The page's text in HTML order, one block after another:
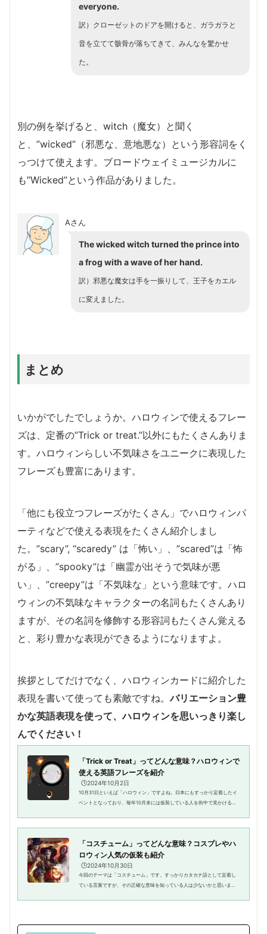
everyone.
訳）クローゼットのドアを開けると、ガラガラと
音を立てて骸骨が落ちてきて、みんなを驚かせ
た。
別の例を挙げると、witch（魔女）と聞く
と、”wicked”（邪悪な、意地悪な）という形容詞をく
っつけて使えます。ブロードウェイミュージカルに
も”Wicked”という作品がありました。
Aさん
The wicked witch turned the prince into
a frog with a wave of her hand.
訳）邪悪な魔女は手を一振りして、王子をカエル
に変えました。
まとめ
いかがでしたでしょうか。ハロウィンで使えるフレー
ズは、定番の”Trick or treat.”以外にもたくさんありま
す。ハロウィンらしい不気味さをユニークに表現した
フレーズも豊富にあります。
「他にも役立つフレーズがたくさん」でハロウィンパ
ーティなどで使える表現をたくさん紹介しまし
た。”scary”, “scaredy” は「怖い」、”scared”は「怖
がる」、”spooky”は「幽霊が出そうで気味が悪
い」、”creepy”は「不気味な」という意味です。ハロ
ウィンの不気味なキャラクターの名詞もたくさんあり
ますが、その名詞を修飾する形容詞もたくさん覚える
と、彩り豊かな表現ができるようになりますよ。
挨拶としてだけでなく、ハロウィンカードに紹介した
表現を書いて使っても素敵ですね。バリエーション豊
かな英語表現を使って、ハロウィンを思いっきり楽し
んでください！
「Trick or Treat」ってどんな意味？ハロウィンで
使える英語フレーズを紹介
🕒️2024年10月2日
10月31日といえば「ハロウィン」ですよね。日本にもすっかり定着したイ
ベントとなっており、毎年10月末には仮装している人を街中で見かけるで
「コスチューム」ってどんな意味？コスプレやハ
ロウィン人気の仮装も紹介
🕒️2024年10月30日
今回のテーマは「コスチューム」です。すっかりカタカナ語として定着し
ている言葉ですが、その正確な意味を知っている人は少ないかと思いま